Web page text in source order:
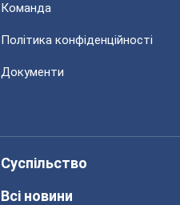
Команда
Політика конфіденційності
Документи
Суспільство
Всі новини